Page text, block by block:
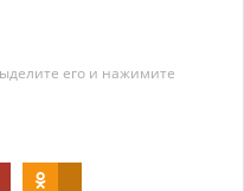
его и нажимите